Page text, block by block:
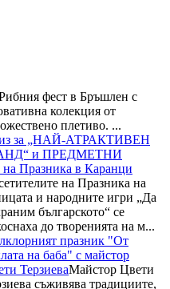
омагьоса посетителите
колекция от
плетиво. ...
за „НАЙ-АТРАКТИВЕН
и ПРЕДМЕТНИ
на Празника в Каранци
на Празника на
и народните игри „Да
българското“ се
до творенията на м...
празник "От
на баба" с майстор
ТерзиеваМайстор Цвети
съживява традициите,
от миналото, като